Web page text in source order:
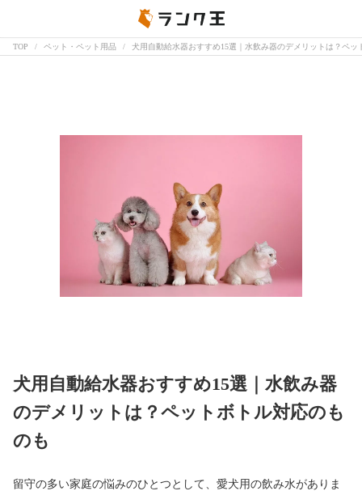
TOP ペット・ペット用品 犬用自動給水器おすすめ15選｜水飲み器のデメリットは？ペッ
犬用自動給水器おすすめ15選｜水飲み器
のデメリットは？ペットボトル対応のも
のも
留守の多い家庭の悩みのひとつとして、愛犬用の飲み水がありま